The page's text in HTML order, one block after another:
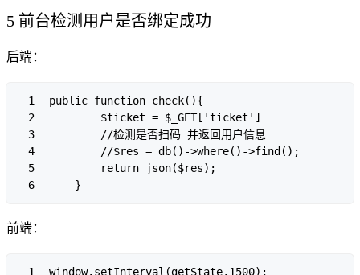
5 前台检测用户是否绑定成功
后端：
1
2
3
4
5
6
public function check(){
        $ticket = $_GET['ticket']
        //检测是否扫码 并返回用户信息
        //$res = db()->where()->find();
        return json($res);
前端：
1 window.setInterval(getState,1500);